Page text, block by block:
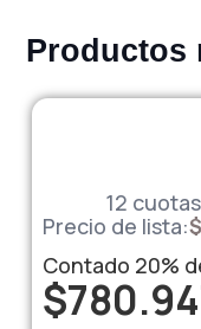
Productos
12
Precio de lista:$
Contado 20%
$